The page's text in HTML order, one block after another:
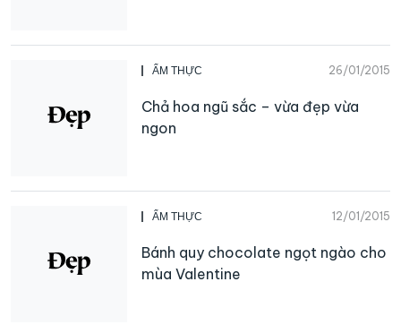
ẨM THỰC 26/01/2015
Chả hoa ngũ sắc – vừa đẹp vừa
ngon
ẨM THỰC 12/01/2015
Bánh quy chocolate ngọt ngào cho
mùa Valentine